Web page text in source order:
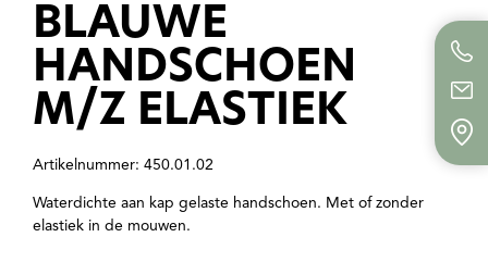
BLAUWE
HANDSCHOEN
M/Z ELASTIEK
Artikelnummer: 450.01.02
Waterdichte aan kap gelaste handschoen. Met of zonder
elastiek in de mouwen.